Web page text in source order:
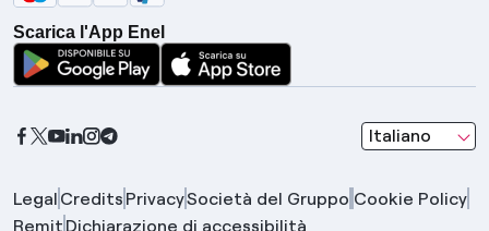
Global Trading
Global Procurement
Gridspertise
Scarica l'App Enel
Italiano
seleziona una
Legal Credits PrivacySocietà del Gruppo Cookie Policy
Remit Dichiarazione di accessibilità